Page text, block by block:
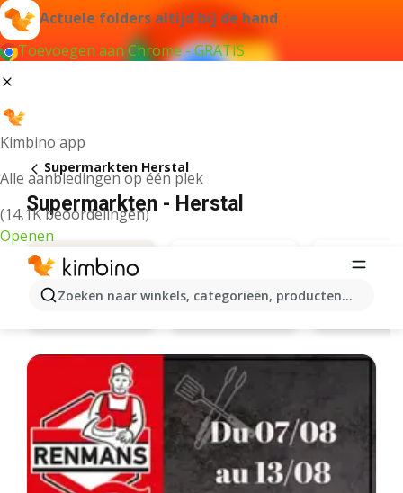
Actuele folders altijd bij de hand
Toevoegen aan Chrome - GRATIS
Kimbino app
Alle aanbiedingen op één plek
(14,1K beoordelingen)
Openen
Zoeken naar winkels, categorieën, producten...
Supermarkten Herstal
Supermarkten - Herstal
Aldi